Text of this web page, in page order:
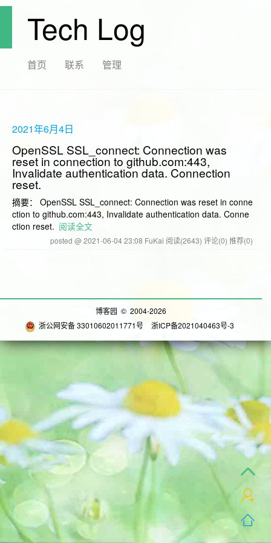
Tech Log
首页 联系 管理
2021年6月4日
OpenSSL SSL_connect: Connection was
reset in connection to github.com:443,
Invalidate authentication data. Connection
reset.
摘要： OpenSSL SSL_connect: Connection was reset in conne
ction to github.com:443, Invalidate authentication data. Conne
ction reset. 阅读全文
posted @ 2021-06-04 23:08 FuKai 阅读(2643) 评论(0) 推荐(0)
博客园 © 2004-2026
浙公网安备 33010602011771号
浙ICP备2021040463号-3